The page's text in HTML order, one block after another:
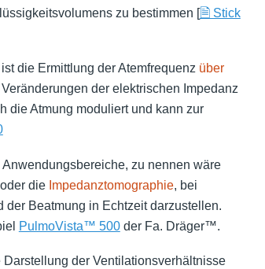
zu bestimmen [🗎 Stick
die Ermittlung der Atemfrequenz über
der elektrischen Impedanz
die Atmung moduliert und kann zur
zu nennen wäre
die Impedanztomographie, bei
Beatmung in Echtzeit darzustellen.
PulmoVista™ 500der Fa. Dräger™.
der Ventilationsverhältnisse